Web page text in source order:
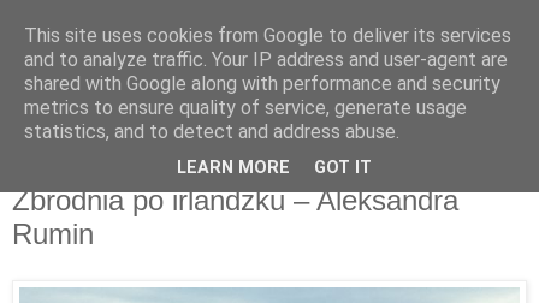
Recenzje na widelcu
Portal kulturalny - książki, recenzje, inspiracje, konkursy.
wtorek, 13 sierpnia 2019
Zbrodnia po irlandzku – Aleksandra
Rumin
This site uses cookies from Google to deliver its services
and to analyze traffic. Your IP address and user-agent are
shared with Google along with performance and security
metrics to ensure quality of service, generate usage
statistics, and to detect and address abuse.
LEARN MORE GOT IT